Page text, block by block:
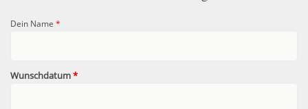
Dein Name *
Wunschdatum*